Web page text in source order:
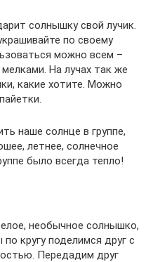
солнышку свой лучик.
по своему
можно всем –
На лучах так же
какие хотите. Можно
наше солнце в группе,
летнее, солнечное
было всегда тепло!
необычное солнышко,
кругу поделимся друг с
Передадим друг